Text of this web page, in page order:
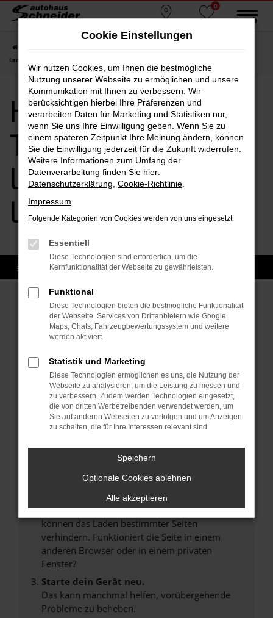
Zum
0
MENÜ
Landsberg am Lech
Hyundai
Tageszulassung
Landsberg am
Lech
Sofort verfügbare Modelle
Fehler: Network Error
Beim Laden ist ein Fehler aufgetreten.
Hier sind ein paar Tipps, die dir helfen können:
Internetverbindung.
Laden andere Webseiten, zum Beispiel deine
Suchmaschine?
Prüfe deine Browsererweiterungen.
Manche Erweiterungen, wie Werbeblocker,
können das Laden bestimmter Seiten
verhindern. Funktioniert die Seite in einem
anderen Browser oder in einem privaten
Fenster?
Starte dein Gerät neu.
Das kann manchmal helfen, vorübergehende
Probleme zu beheben.
Cookie Einstellungen
Wir nutzen Cookies, um Ihnen die bestmögliche
Nutzung unserer Webseite zu ermöglichen und unsere
Kommunikation mit Ihnen zu verbessern. Wir
berücksichtigen hierbei Ihre Präferenzen und
verarbeiten Daten für Marketing und Statistiken nur,
wenn Sie uns Ihre Einwilligung geben. Wenn Sie zu
einem späteren Zeitpunkt Ihre Meinung ändern, können
Sie die Einwilligung jederzeit für die Zukunft widerrufen.
Weitere Informationen zum Umfang der
Datenverarbeitung finden Sie hier:
Datenschutzerklärung Cookie-Richtlinie
Impressum
Folgende Kategorien von Cookies werden von uns eingesetzt:
Essentiell
Diese Technologien sind erforderlich, um die
Kernfunktionalität der Webseite zu gewährleisten.
Funktional
Diese Technologien bieten die bestmögliche Funktionalität
der Webseite. Services von Drittanbietern wie Google
Maps, Chats, Fahrzeugbewertungssystem und weitere
werden aktiviert.
Statistik und Marketing
Diese Technologien ermöglichen es uns, die Nutzung der
Webseite zu analysieren, um die Leistung zu messen und
zu verbessern. Zudem werden Technologien eingesetzt,
die von dritten Werbetreibenden verwendet werden, um
Sie auf anderen Webseiten zu verfolgen und um Anzeigen
zu schalten, die für Ihre Interessen relevant sind.
Speichern
Optionale Cookies ablehnen
Alle akzeptieren